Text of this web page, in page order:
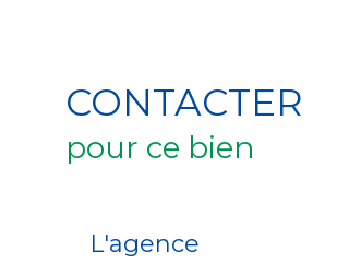
CONTACTER
pour ce bien
L'agence